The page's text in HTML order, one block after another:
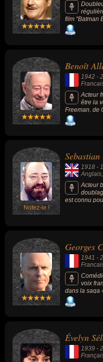
film "Batman
jeu vidéo
Elder Scrolls
plusieurs
franchise
Vegas"
Benoît
1942 -
Acteur
être la
Freeman, de
Tunes, et de
père Noël.
Notez-le !
1918 -
Anglais
Acteur
est connu
Livre de la
il fait la voix
est le
Georges
1941 -
voix
dans la saga
dans «
Évelyn
1939 -